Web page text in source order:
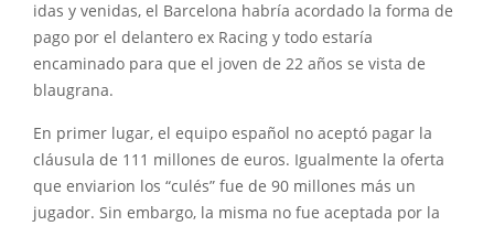
idas y venidas, el Barcelona habría acordado la forma de
pago por el delantero ex Racing y todo estaría
encaminado para que el joven de 22 años se vista de
blaugrana.
En primer lugar, el equipo español no aceptó pagar la
cláusula de 111 millones de euros. Igualmente la oferta
que enviarion los “culés” fue de 90 millones más un
jugador. Sin embargo, la misma no fue aceptada por la